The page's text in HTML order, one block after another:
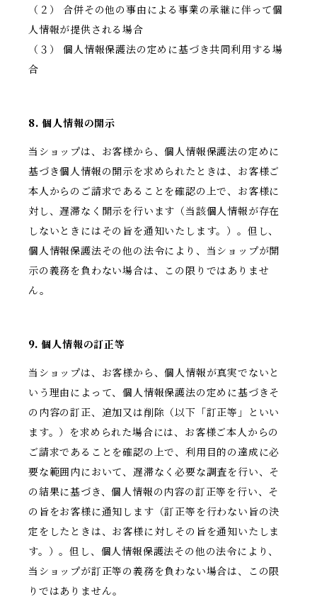
（２） 合併その他の事由による事業の承継に伴って個
人情報が提供される場合
（３） 個人情報保護法の定めに基づき共同利用する場
合
8. 個人情報の開示
当ショップは、お客様から、個人情報保護法の定めに
基づき個人情報の開示を求められたときは、お客様ご
本人からのご請求であることを確認の上で、お客様に
対し、遅滞なく開示を行います（当該個人情報が存在
しないときにはその旨を通知いたします。）。但し、
個人情報保護法その他の法令により、当ショップが開
示の義務を負わない場合は、この限りではありませ
ん。
9. 個人情報の訂正等
当ショップは、お客様から、個人情報が真実でないと
いう理由によって、個人情報保護法の定めに基づきそ
の内容の訂正、追加又は削除（以下「訂正等」といい
ます。）を求められた場合には、お客様ご本人からの
ご請求であることを確認の上で、利用目的の達成に必
要な範囲内において、遅滞なく必要な調査を行い、そ
の結果に基づき、個人情報の内容の訂正等を行い、そ
の旨をお客様に通知します（訂正等を行わない旨の決
定をしたときは、お客様に対しその旨を通知いたしま
す。）。但し、個人情報保護法その他の法令により、
当ショップが訂正等の義務を負わない場合は、この限
りではありません。